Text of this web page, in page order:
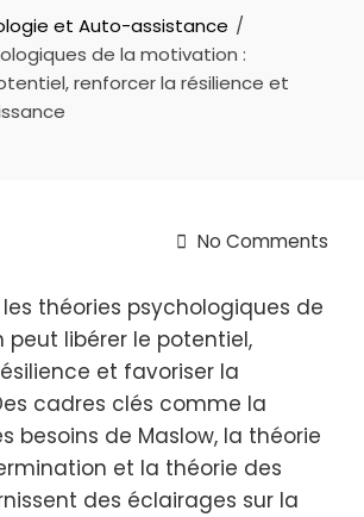
et Auto-assistance
de la motivation :
renforcer la résilience et
No Comments
théories psychologiques de
libérer le potentiel,
et favoriser la
cadres clés comme la
besoins de Maslow, la théorie
et la théorie des
des éclairages sur la